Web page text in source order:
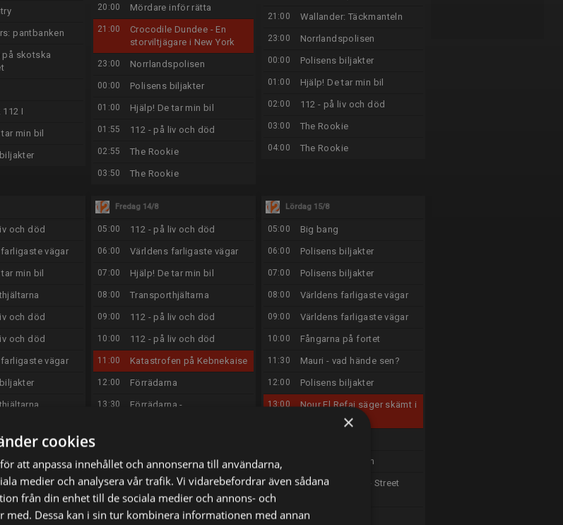
pantbanken
på skotska
112 I
min bil
20:00 Mördare inför rätta
21:00
Crocodile Dundee - En
storviltjägare i New York
23:00 Norrlandspolisen
00:00 Polisens biljakter
01:00 Hjälp! De tar min bil
01:55 112 - på liv och död
02:55 The Rookie
03:50 The Rookie
21:00 Wallander: Täckmanteln
23:00 Norrlandspolisen
00:00 Polisens biljakter
01:00 Hjälp! De tar min bil
02:00 112 - på liv och död
03:00 The Rookie
04:00 The Rookie
och död
vägar
min bil
och död
och död
vägar
och död
Fredag 14/8
05:00 112 - på liv och död
06:00 Världens farligaste vägar
07:00 Hjälp! De tar min bil
08:00 Transporthjältarna
09:00 112 - på liv och död
10:00 112 - på liv och död
11:00 Katastrofen på Kebnekaise
12:00 Förrädarna
13:30
Förrädarna -
15:00 The Rookie
16:00 The Rookie
17:00 112 - på liv och död
Lördag 15/8
05:00 Big bang
06:00 Polisens biljakter
07:00 Polisens biljakter
08:00 Världens farligaste vägar
09:00 Världens farligaste vägar
10:00 Fångarna på fortet
11:30 Mauri - vad hände sen?
12:00 Polisens biljakter
13:00
Nour El Refai säger skämt i
ca 75 minuter
18:00 Berget Australien
19:30
Brynolf & Ljung - Street
20:00 Gilla läget
×
cookies
att anpassa innehållet och annonserna till användarna,
medier och analysera vår trafik. Vi vidarebefordrar även sådana
från din enhet till de sociala medier och annons- och
med. Dessa kan i sin tur kombinera informationen med annan